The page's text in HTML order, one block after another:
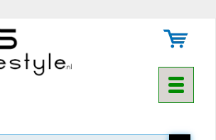
Toggle
▼